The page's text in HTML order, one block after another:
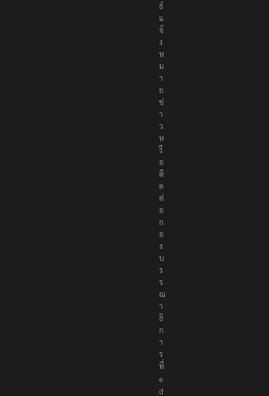
ธ์
แ
จ้
ง
ห
ม
า
ย
ข่
า
ว
ห
รื
อ
ติ
ด
ต่
อ
ก
อ
ง
บ
ร
ร
ณ
า
ธิ
ก
า
ร
ที่
e
d